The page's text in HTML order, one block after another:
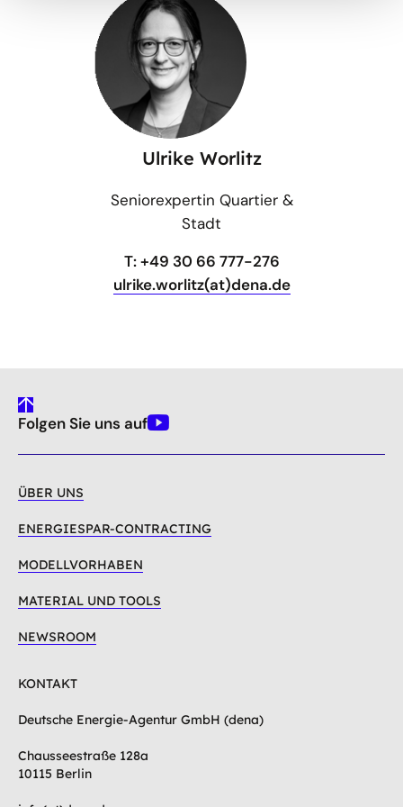
Ulrike Worlitz
Seniorexpertin Quartier &
Stadt
T: +49 30 66 777-276
ulrike.worlitz(at)dena.de
gehe
nach
Folgen Sie uns aufYoutube
ÜBER UNS
ENERGIESPAR-CONTRACTING
MODELLVORHABEN
MATERIAL UND TOOLS
NEWSROOM
KONTAKT
Deutsche Energie-Agentur GmbH (dena)
Chausseestraße 128a
10115 Berlin